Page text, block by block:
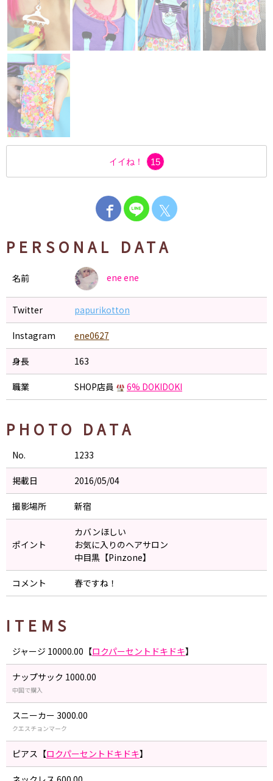
イイね！ 15
𝕏
PERSONAL DATA
名前 ene ene
Twitter papurikotton
Instagram ene0627
身長 163
職業 SHOP店員 6% DOKIDOKI
PHOTO DATA
No. 1233
掲載日 2016/05/04
撮影場所 新宿
ポイント
カバンほしい
お気に入りのヘアサロン
中目黒【Pinzone】
コメント 春ですね！
ITEMS
ジャージ 10000.00【ロクパーセントドキドキ】
ナップサック 1000.00
中国で購入
スニーカー 3000.00
クエスチョンマーク
ピアス【ロクパーセントドキドキ】